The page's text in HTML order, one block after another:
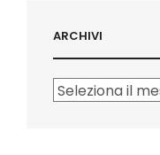
ARCHIVI
Archivi